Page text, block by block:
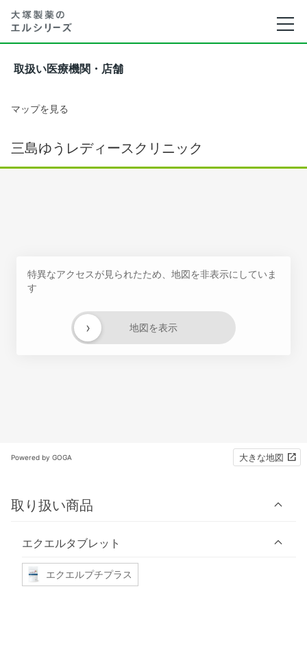
取扱い医療機関・店舗
マップを見る
三島ゆうレディースクリニック
特異なアクセスが見られたため、地図を非表示にしていま
す
地図を表示
›
Powered by GOGA 大きな地図
取り扱い商品
エクエルタブレット
エクエルプチプラス